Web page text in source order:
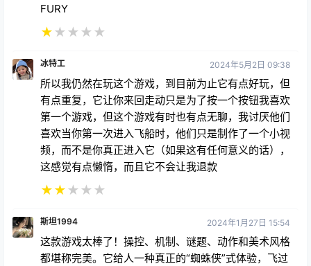
FURY
★★ ★ ★ ★
冰特工 2024年5月2日 09:38
所以我仍然在玩这个游戏，到目前为止它有点好玩，但
有点重复，它让你来回走动只是为了按一个按钮我喜欢
第一个游戏，但这个游戏有时也有点无聊，我讨厌他们
喜欢当你第一次进入飞船时，他们只是制作了一个小视
频，而不是你真正进入它（如果这有任何意义的话），
这感觉有点懒惰，而且它不会让我退款
★★★ ★ ★
斯坦1994 2024年1月27日 15:54
这款游戏太棒了！操控、机制、谜题、动作和美术风格
都堪称完美。它给人一种真正的“蜘蛛侠”式体验，飞过